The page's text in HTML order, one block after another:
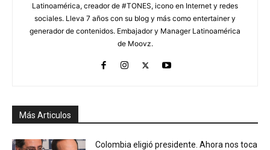
Latinoamérica, creador de #TONES, icono en Internet y redes
sociales. Lleva 7 años con su blog y más como entertainer y
generador de contenidos. Embajador y Manager Latinoamérica
de Moovz.
Más Articulos
Colombia eligió presidente. Ahora nos toca